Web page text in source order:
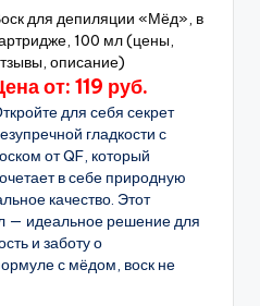
для депиляции «Мёд», в
100 мл (цены,
описание)
от: 119 руб.
для себя секрет
гладкости с
от QF, который
в себе природную
качество. Этот
— идеальное решение для
и заботу о
с мёдом, воск не